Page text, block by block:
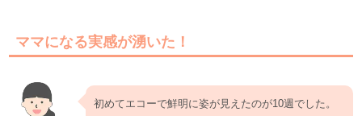
ママになる実感が湧いた！
初めてエコーで鮮明に姿が見えたのが10週でした。